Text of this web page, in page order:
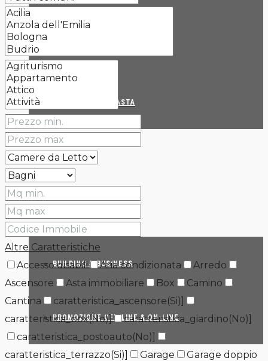
IL SERVIZIO PRE-ASTA
PER CHI INVESTE
PER I COSTRUTTORI
BUILDING & BUSINESS
PROMOZIONE OFF-LINE & ON-LINE
Altre Caratteristiche
Accesso disabili
Aria condizionata
Arredo
Ascensore
Asta immobiliare Box
Camino
Cantina
caratteristica_ascensore(Si)]
caratteristica_box(No)]
caratteristica_giardino(No)]
caratteristica_postoauto(No)]
caratteristica_terrazzo(Si)]
Garage
Garage doppio